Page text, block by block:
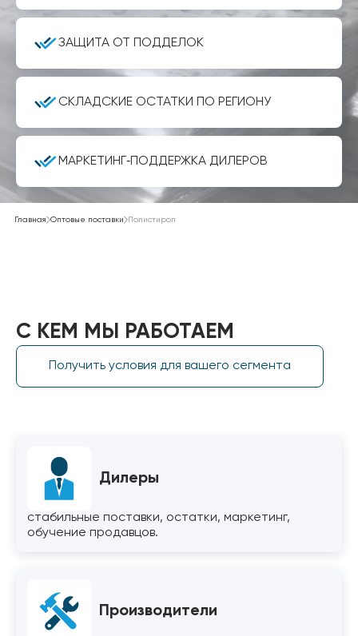
ЗАЩИТА ОТ ПОДДЕЛОК
СКЛАДСКИЕ ОСТАТКИ ПО РЕГИОНУ
МАРКЕТИНГ‑ПОДДЕРЖКА ДИЛЕРОВ
Главная Оптовые поставки Полистирол
С КЕМ МЫ РАБОТАЕМ
Получить условия для вашего сегмента
Дилеры
стабильные поставки, остатки, маркетинг,
обучение продавцов.
Производители